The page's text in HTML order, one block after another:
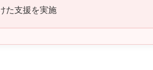
た支援を実施